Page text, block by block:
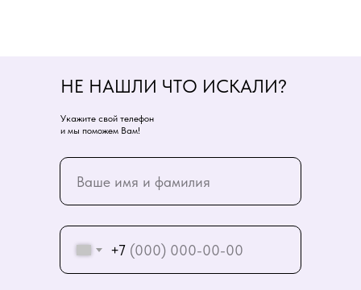
+7
НЕ НАШЛИ ЧТО ИСКАЛИ?
Укажите свой телефон
и мы поможем Вам!